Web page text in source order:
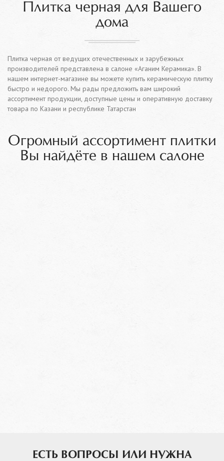
Плитка черная для Вашего
дома
Плитка черная от ведущих отечественных и зарубежных
производителей представлена в салоне «Аганим Керамика». В
нашем интернет-магазине вы можете купить керамическую плитку
быстро и недорого. Мы рады предложить вам широкий
ассортимент продукции, доступные цены и оперативную доставку
товара по Казани и республике Татарстан
Огромный ассортимент плитки
Вы найдёте в нашем салоне
ЕСТЬ ВОПРОСЫ ИЛИ НУЖНА